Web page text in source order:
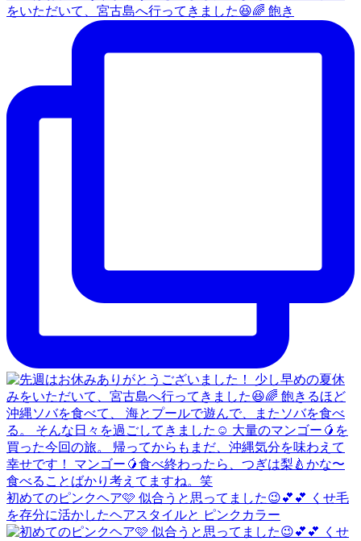
をいただいて、宮古島へ行ってきました😆🌈 飽き
初めてのピンクヘア🩷 似合うと思ってました😉💕💕 くせ毛
を存分に活かしたヘアスタイルと ピンクカラー